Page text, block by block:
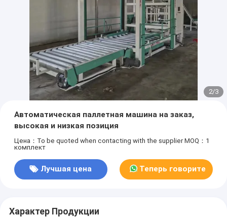
2/3
Автоматическая паллетная машина на заказ,
высокая и низкая позиция
Цена：To be quoted when contacting with the supplier MOQ：1
комплект
Лучшая цена Теперь говорите
Характер Продукции